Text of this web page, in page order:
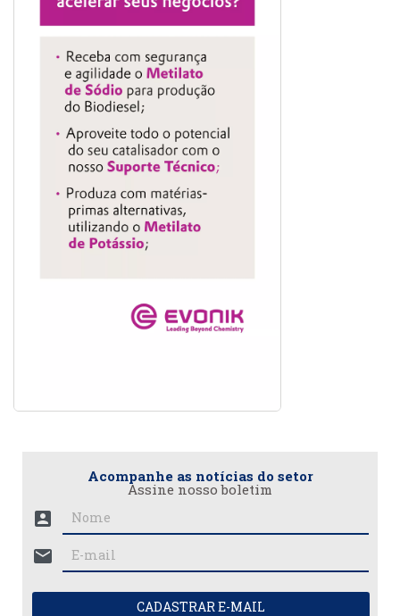
Acompanhe as notícias do setor
Assine nosso boletim
account_box
mail
CADASTRAR E-MAIL